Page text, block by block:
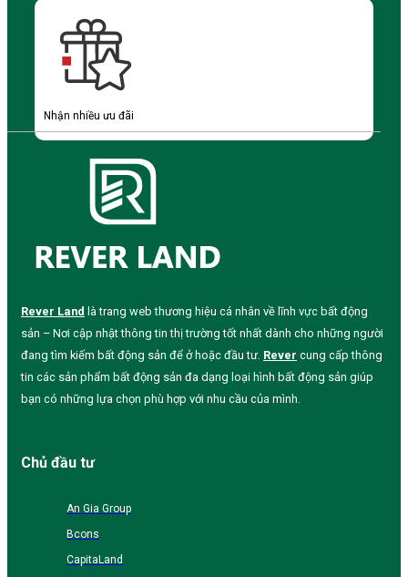
Nhận nhiều ưu đãi
Rever Land là trang web thương hiệu cá nhân về lĩnh vực bất động
sản – Nơi cập nhật thông tin thị trường tốt nhất dành cho những người
đang tìm kiếm bất động sản để ở hoặc đầu tư. Rever cung cấp thông
tin các sản phẩm bất động sản đa dạng loại hình bất động sản giúp
bạn có những lựa chọn phù hợp với nhu cầu của mình.
Chủ đầu tư
An Gia Group
Bcons
CapitaLand